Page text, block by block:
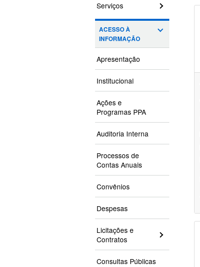
Serviços
ACESSO À
INFORMAÇÃO
Apresentação
Institucional
Ações e
Programas PPA
Auditoria Interna
Processos de
Contas Anuais
Convênios
Despesas
Licitações e
Contratos
Consultas Públicas